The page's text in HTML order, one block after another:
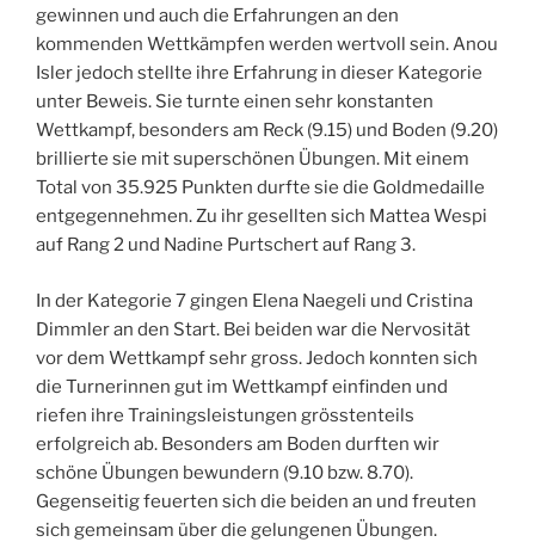
gewinnen und auch die Erfahrungen an den
kommenden Wettkämpfen werden wertvoll sein. Anou
Isler jedoch stellte ihre Erfahrung in dieser Kategorie
unter Beweis. Sie turnte einen sehr konstanten
Wettkampf, besonders am Reck (9.15) und Boden (9.20)
brillierte sie mit superschönen Übungen. Mit einem
Total von 35.925 Punkten durfte sie die Goldmedaille
entgegennehmen. Zu ihr gesellten sich Mattea Wespi
auf Rang 2 und Nadine Purtschert auf Rang 3.
In der Kategorie 7 gingen Elena Naegeli und Cristina
Dimmler an den Start. Bei beiden war die Nervosität
vor dem Wettkampf sehr gross. Jedoch konnten sich
die Turnerinnen gut im Wettkampf einfinden und
riefen ihre Trainingsleistungen grösstenteils
erfolgreich ab. Besonders am Boden durften wir
schöne Übungen bewundern (9.10 bzw. 8.70).
Gegenseitig feuerten sich die beiden an und freuten
sich gemeinsam über die gelungenen Übungen.